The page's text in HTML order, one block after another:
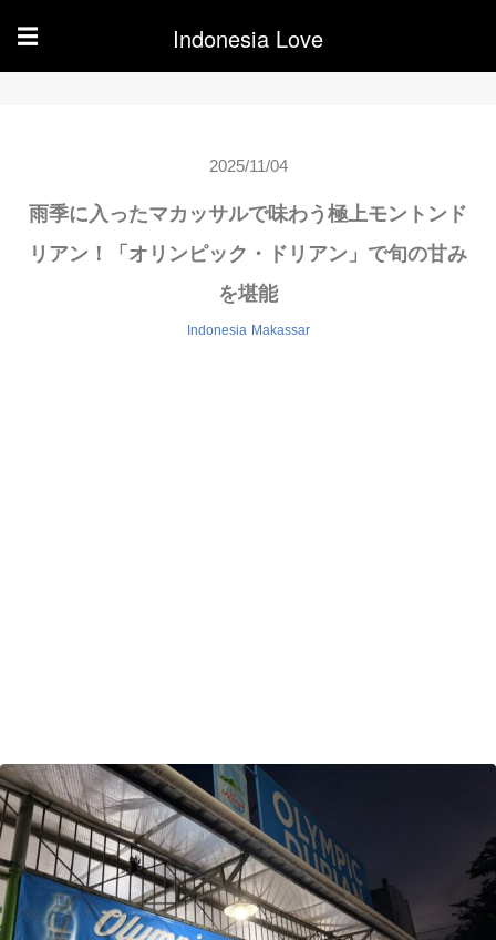
☰ Indonesia Love
2025/11/04
雨季に入ったマカッサルで味わう極上モントンド
リアン！「オリンピック・ドリアン」で旬の甘み
を堪能
Indonesia Makassar